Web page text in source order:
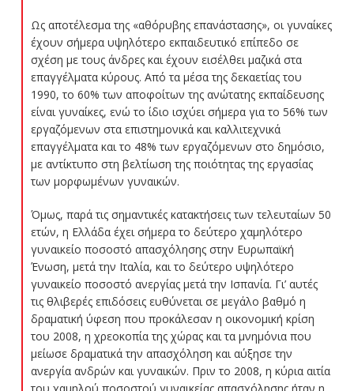
Ως αποτέλεσμα της «αθόρυβης επανάστασης», οι γυναίκες
έχουν σήμερα υψηλότερο εκπαιδευτικό επίπεδο σε
σχέση με τους άνδρες και έχουν εισέλθει μαζικά στα
επαγγέλματα κύρους. Από τα μέσα της δεκαετίας του
1990, το 60% των αποφοίτων της ανώτατης εκπαίδευσης
είναι γυναίκες, ενώ το ίδιο ισχύει σήμερα για το 56% των
εργαζόμενων στα επιστημονικά και καλλιτεχνικά
επαγγέλματα και το 48% των εργαζόμενων στο δημόσιο,
με αντίκτυπο στη βελτίωση της ποιότητας της εργασίας
των μορφωμένων γυναικών.
Όμως, παρά τις σημαντικές κατακτήσεις των τελευταίων 50
ετών, η Ελλάδα έχει σήμερα το δεύτερο χαμηλότερο
γυναικείο ποσοστό απασχόλησης στην Ευρωπαϊκή
Ένωση, μετά την Ιταλία, και το δεύτερο υψηλότερο
γυναικείο ποσοστό ανεργίας μετά την Ισπανία. Γι’ αυτές
τις θλιβερές επιδόσεις ευθύνεται σε μεγάλο βαθμό η
δραματική ύφεση που προκάλεσαν η οικονομική κρίση
του 2008, η χρεοκοπία της χώρας και τα μνημόνια που
μείωσε δραματικά την απασχόληση και αύξησε την
ανεργία ανδρών και γυναικών. Πριν το 2008, η κύρια αιτία